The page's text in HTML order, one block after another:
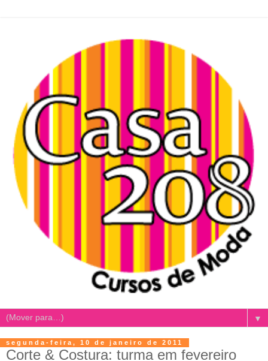
▼
segunda-feira, 10 de janeiro de 2011
Corte & Costura: turma em fevereiro